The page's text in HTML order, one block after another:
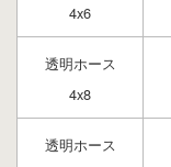
4x6
透明ホース
4x8
透明ホース